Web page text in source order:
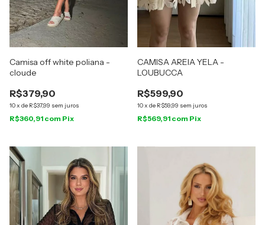
Camisa off white poliana -
cloude
R$379,90
10x de R$37,99 sem juros
R$360,91 com Pix
CAMISA AREIA YELA -
LOUBUCCA
R$599,90
10x de R$59,99 sem juros
R$569,91 com Pix